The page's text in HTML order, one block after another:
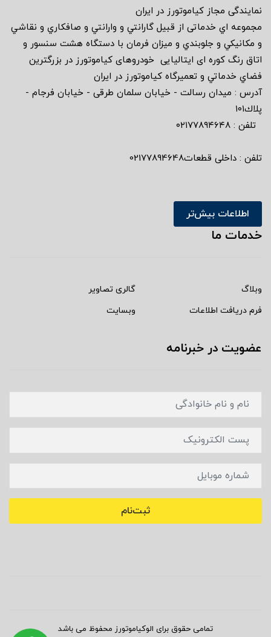
نمايندگى مجاز كياموتورز در ايران
مجموعه اي خدماتى از قبيل گارانتي و وارانتي و صافكاري و نقاشي
و مكانيكي و جلوبندي و ميزان فرمان با دستگاه هشت سنسور و
اتاق رنگ كوره اى ايتاليايى خودروهاى كياموتورز در بزرگترين
فضاي خدماتي و تعميرگاه كياموتورز در ايران
آدرس : ميدان رسالت - خيابان سلمان طرقى - خيابان فرجام -
پلاك١٠١
تلفن : ٠٢١٧٧٨٩٤٦٤٨
تلفن : داخلی قطعات02177894648
اطلاعات بیش‌تر
خدمات ما
وبلاگ
گالری تصاویر
فرم دریافت اطلاعات
وبسایت
عضویت در خبرنامه
ثبت‌نام
تمامی حقوق برای الوکیاموتورز محفوظ می باشد